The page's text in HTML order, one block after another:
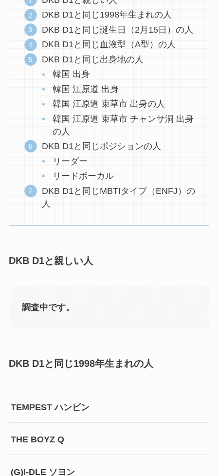
DKB D1と同じ1998年生まれの人
DKB D1と同じ誕生日（2月15日）の人
DKB D1と同じ血液型（A型）の人
DKB D1と同じ出身地の人
韓国 出身
韓国 江原道 出身
韓国 江原道 束草市 出身の人
韓国 江原道 束草市 チャンサ洞 出身
の人
DKB D1と同じポジションの人
リーダー
リードボーカル
DKB D1と同じMBTIタイプ（ENFJ）の
人
DKB D1と親しい人
調査中です。
DKB D1と同じ1998年生まれの人
TEMPEST ハンビン
THE BOYZ Q
(G)I-DLE ソヨン